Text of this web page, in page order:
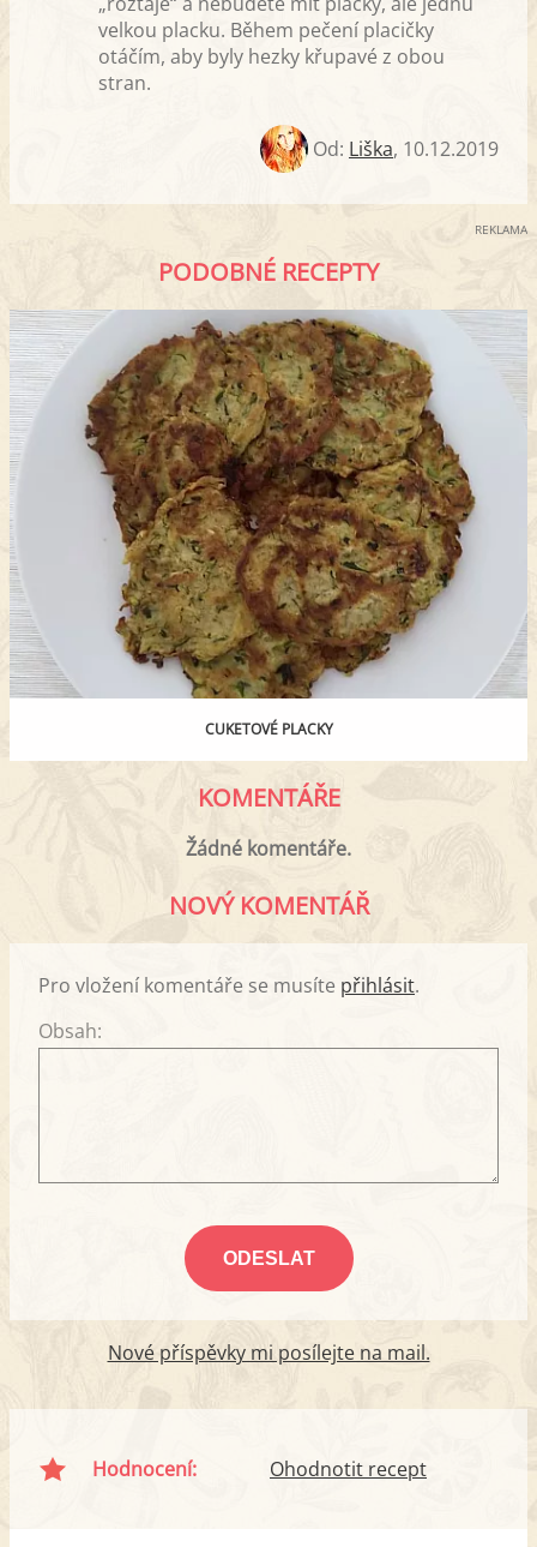
velkou placku. Během pečení placičky
otáčím, aby byly hezky křupavé z obou
stran.
Od: Liška, 10.12.2019
REKLAMA
PODOBNÉ RECEPTY
CUKETOVÉ PLACKY
KOMENTÁŘE
Žádné komentáře.
NOVÝ KOMENTÁŘ
Pro vložení komentáře se musíte přihlásit.
Obsah:
Nové příspěvky mi posílejte na mail.
Hodnocení: Ohodnotit recept